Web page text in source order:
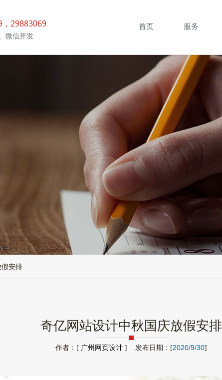
29883069
微信开发
首页 服务
安排
奇亿网站设计中秋国庆放假安排
作者：[ 广州网页设计 ] 发布日期：[2020/9/30]